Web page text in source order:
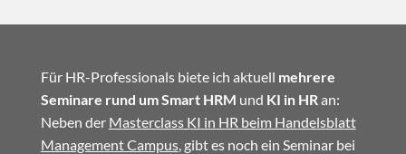
Für HR-Professionals biete ich aktuell mehrere
Seminare rund um Smart HRM und KI in HR an:
Neben der Masterclass KI in HR beim Handelsblatt
Management Campus, gibt es noch ein Seminar bei